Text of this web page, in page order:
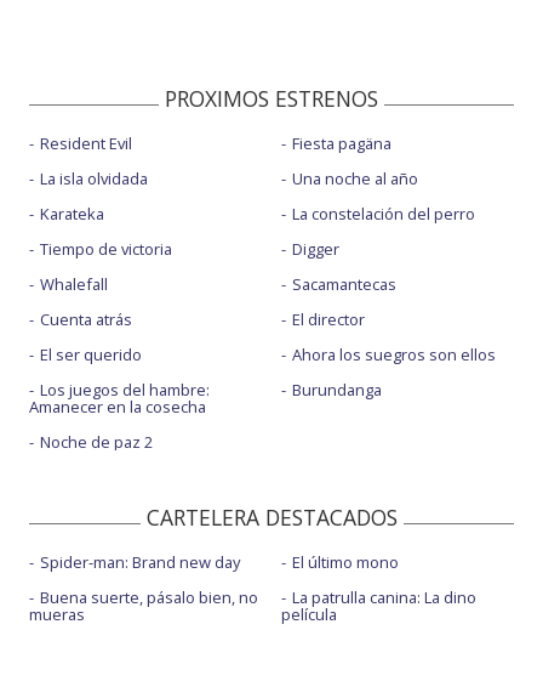
PROXIMOS ESTRENOS
Resident Evil
La isla olvidada
Karateka
Tiempo de victoria
Whalefall
Cuenta atrás
El ser querido
Los juegos del hambre:
Amanecer en la cosecha
Noche de paz 2
Fiesta pagäna
Una noche al año
La constelación del perro
Digger
Sacamantecas
El director
Ahora los suegros son ellos
Burundanga
CARTELERA DESTACADOS
Spider-man: Brand new day
Buena suerte, pásalo bien, no
mueras
El último mono
La patrulla canina: La dino
película